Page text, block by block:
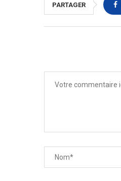
PARTAGER